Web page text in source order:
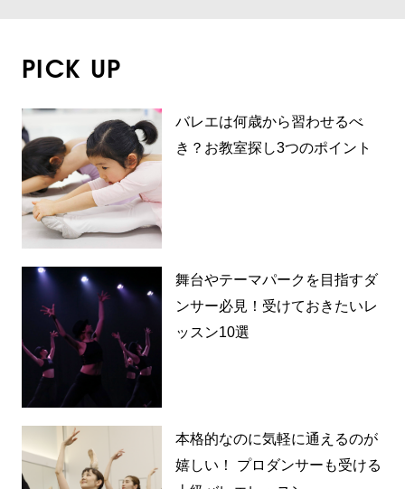
PICK UP
バレエは何歳から習わせるべ
き？お教室探し3つのポイント
舞台やテーマパークを目指すダ
ンサー必見！受けておきたいレ
ッスン10選
本格的なのに気軽に通えるのが
嬉しい！ プロダンサーも受ける